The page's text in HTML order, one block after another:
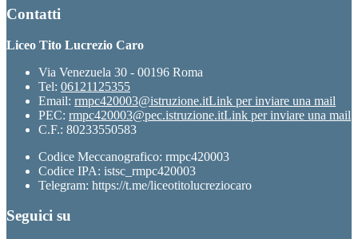
Contatti
Liceo Tito Lucrezio Caro
Via Venezuela 30 - 00196 Roma
Tel: 06121125355
Email: rmpc420003@istruzione.itLink per inviare una mail
PEC: rmpc420003@pec.istruzione.itLink per inviare una mail
C.F.: 80233550583
Codice Meccanografico: rmpc420003
Codice IPA: istsc_rmpc420003
Telegram: https://t.me/liceotitolucreziocaro
Seguici su